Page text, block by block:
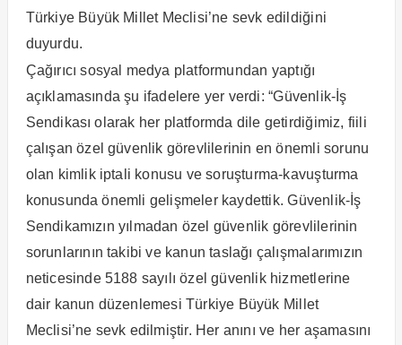
Türkiye Büyük Millet Meclisi’ne sevk edildiğini
duyurdu.
Çağırıcı sosyal medya platformundan yaptığı
açıklamasında şu ifadelere yer verdi: “Güvenlik-İş
Sendikası olarak her platformda dile getirdiğimiz, fiili
çalışan özel güvenlik görevlilerinin en önemli sorunu
olan kimlik iptali konusu ve soruşturma-kavuşturma
konusunda önemli gelişmeler kaydettik. Güvenlik-İş
Sendikamızın yılmadan özel güvenlik görevlilerinin
sorunlarının takibi ve kanun taslağı çalışmalarımızın
neticesinde 5188 sayılı özel güvenlik hizmetlerine
dair kanun düzenlemesi Türkiye Büyük Millet
Meclisi’ne sevk edilmiştir. Her anını ve her aşamasını